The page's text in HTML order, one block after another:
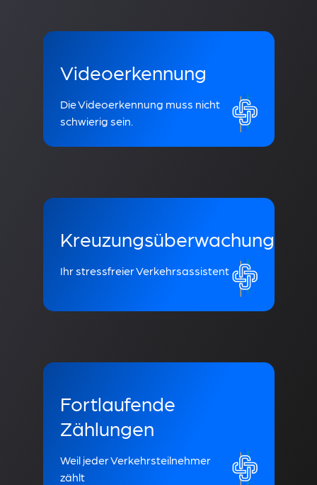
Videoerkennung
Die Videoerkennung muss nicht
schwierig sein.
Kreuzungsüberwachung
Ihr stressfreier Verkehrsassistent
Fortlaufende
Zählungen
Weil jeder Verkehrsteilnehmer
zählt